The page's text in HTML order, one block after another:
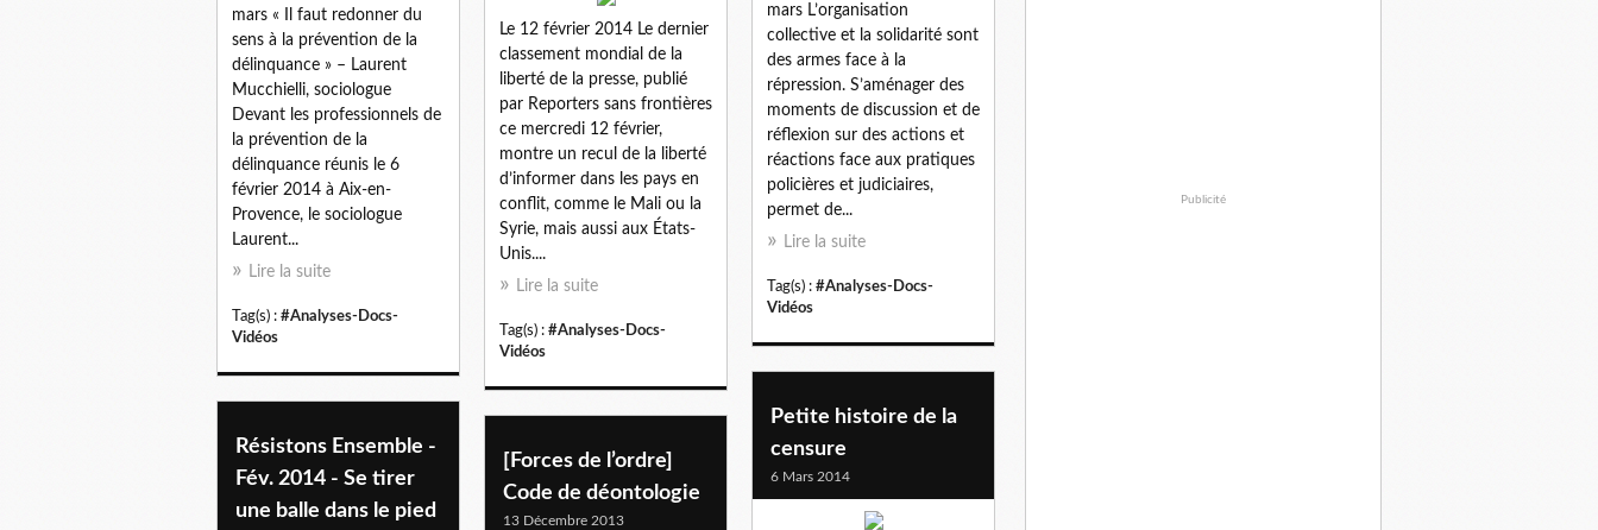
mars L’organisation
collective et la solidarité sont
des armes face à la
répression. S’aménager des
moments de discussion et de
réflexion sur des actions et
réactions face aux pratiques
policières et judiciaires,
permet de...
Lire la suite
Tag(s) : #Analyses-Docs-
Vidéos
mars « Il faut redonner du
sens à la prévention de la
délinquance » – Laurent
Mucchielli, sociologue
Devant les professionnels de
la prévention de la
délinquance réunis le 6
février 2014 à Aix-en-
Provence, le sociologue
Laurent...
Lire la suite
Tag(s) : #Analyses-Docs-
Vidéos
Le 12 février 2014 Le dernier
classement mondial de la
liberté de la presse, publié
par Reporters sans frontières
ce mercredi 12 février,
montre un recul de la liberté
d’informer dans les pays en
conflit, comme le Mali ou la
Syrie, mais aussi aux États-
Unis....
Lire la suite
Tag(s) : #Analyses-Docs-
Vidéos
Petite histoire de la
censure
6 Mars 2014
Résistons Ensemble -
Fév. 2014 - Se tirer
une balle dans le pied
[Forces de l’ordre]
Code de déontologie
13 Décembre 2013
Publicité